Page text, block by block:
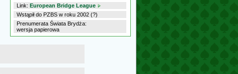
Link: European Bridge League
Wstąpił do PZBS w roku 2002 (?)
Prenumerata Świata Brydża:
wersja papierowa